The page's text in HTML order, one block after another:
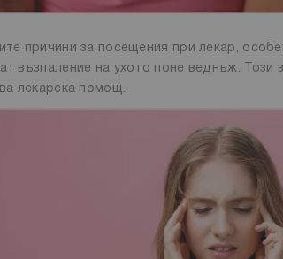
причини за посещения при лекар,
възпаление на ухото поне веднъж.
лекарска помощ.